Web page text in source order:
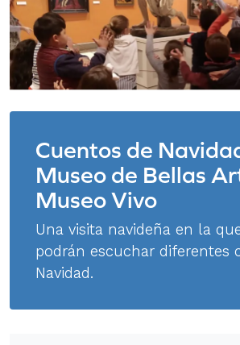
Cuentos de
Museo de Bellas
Museo Vivo
Una visita navideña en la
podrán escuchar diferentes
Navidad.